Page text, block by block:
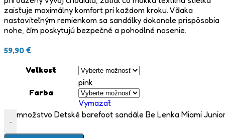
zaisťuje maximálny komfort pri každom kroku. Vďaka
nastaviteľným remienkom sa sandálky dokonale prispôsobia
nohe, čím poskytujú bezpečné a pohodlné nosenie.
59,90 €
Veľkosť
Farba
pink
Vymazať
-
množstvo Detské barefoot sandále Be Lenka Miami